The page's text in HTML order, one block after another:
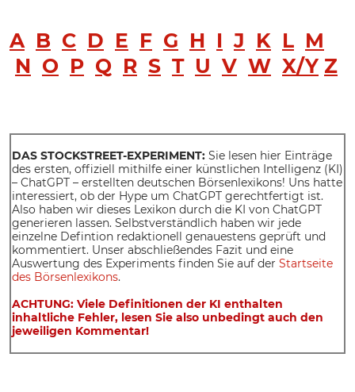
A B C D E F G H I J K L M
N O P Q R S T U V W X/Y Z
DAS STOCKSTREET-EXPERIMENT: Sie lesen hier Einträge
des ersten, offiziell mithilfe einer künstlichen Intelligenz (KI)
– ChatGPT – erstellten deutschen Börsenlexikons! Uns hatte
interessiert, ob der Hype um ChatGPT gerechtfertigt ist.
Also haben wir dieses Lexikon durch die KI von ChatGPT
generieren lassen. Selbstverständlich haben wir jede
einzelne Defintion redaktionell genauestens geprüft und
kommentiert. Unser abschließendes Fazit und eine
Auswertung des Experiments finden Sie auf der Startseite
des Börsenlexikons.
ACHTUNG: Viele Definitionen der KI enthalten
inhaltliche Fehler, lesen Sie also unbedingt auch den
jeweiligen Kommentar!